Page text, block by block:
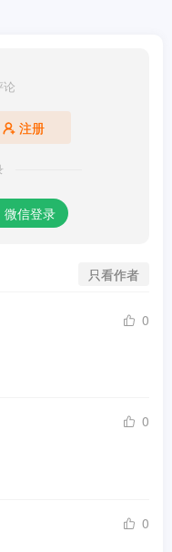
论
注册
微信登录
只看作者
0
0
0